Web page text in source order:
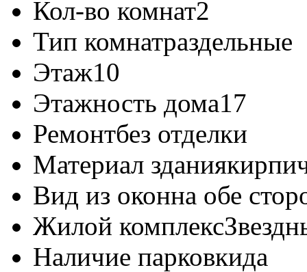
Кол-во комнат2
Тип комнатраздельные
Этаж10
Этажность дома17
Ремонтбез отделки
Материал здания
Вид из оконна обе
Жилой комплекс
Наличие парковкида